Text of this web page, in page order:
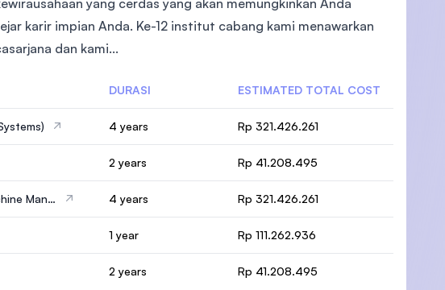
karir impian Anda. Ke-12 institut cabang kami menawarkan
dan kami...
DURASI ESTIMATED TOTAL COST
4 years Rp 321.426.261
2 years Rp 41.208.495
Manu
4 years Rp 321.426.261
1 year Rp 111.262.936
2 years Rp 41.208.495